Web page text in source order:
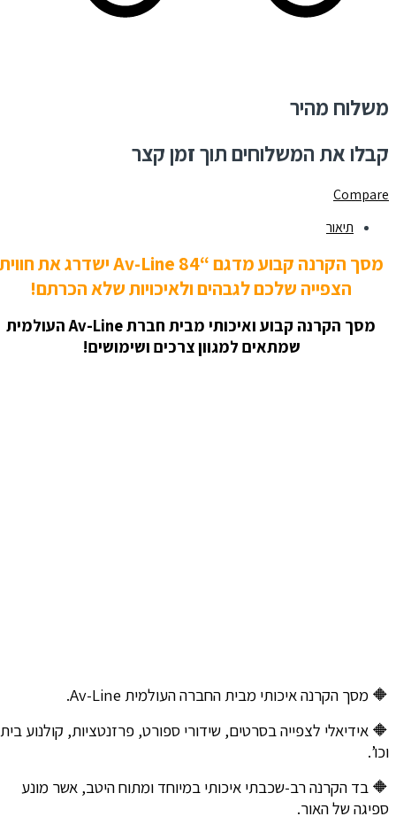
משלוח מהיר
קבלו את המשלוחים תוך זמן קצר
Compare
תיאור
מסך הקרנה קבוע מדגם “Av-Line 84 ישדרג את חווית
הצפייה שלכם לגבהים ולאיכויותשלא הכרתם!
מסך הקרנה קבוע ואיכותי מבית חברת Av-Line העולמית
שמתאים למגוון צרכים ושימושים!
🔶 מסך הקרנה איכותי מבית החברה העולמית Av-Line.
🔶 אידיאלי לצפייה בסרטים, שידורי ספורט, פרזנטציות, קולנוע ביתי
וכו’.
🔶 בד הקרנה רב-שכבתי איכותי במיוחד ומתוח היטב, אשר מונע
ספיגה של האור.